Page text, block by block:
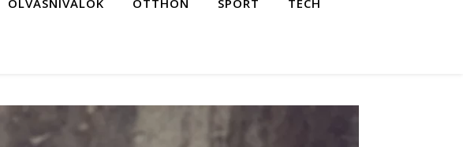
OLVASNIVALÓK OTTHON SPORT TECH